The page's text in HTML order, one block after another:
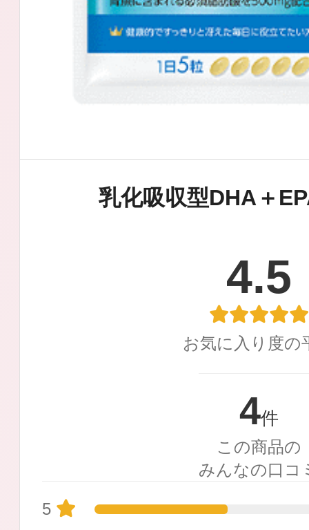
お友達紹介サ
定期お届けサ
スキンケア人気ライン
ドレスリフト
乳化吸収型DHA＋
4.5
お気に入り度の
4件
この商品の
みんなの口コ
5